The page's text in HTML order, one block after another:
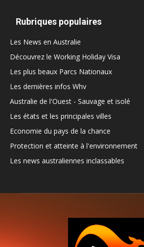
Rubriques populaires
Les News en Australie
Découvrez le Working Holiday Visa
Les plus beaux Parcs Nationaux
Les dernières infos Whv
Australie de l'Ouest - Sauvage et isolé
Les états et les principales villes
Economie du pays de la chance
Protection et atteinte à l'environnement
Les news australiennes inclassables